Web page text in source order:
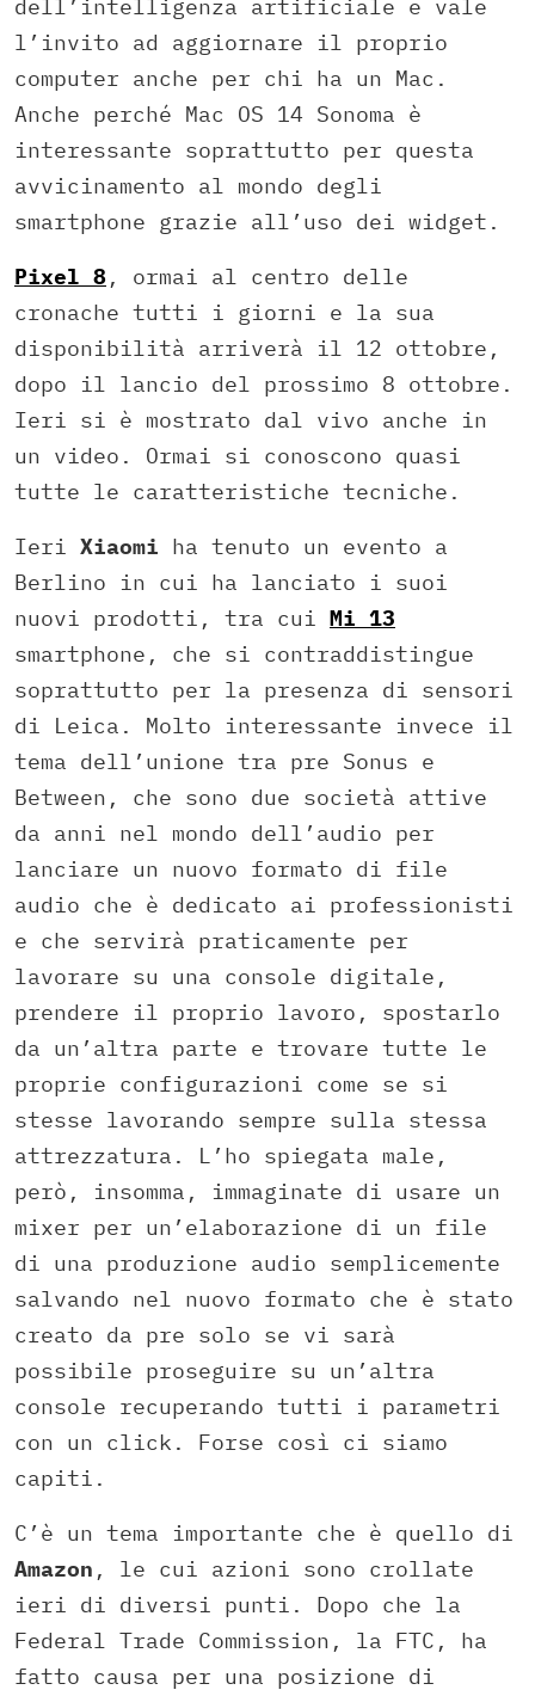
dell’intelligenza artificiale e vale
l’invito ad aggiornare il proprio
computer anche per chi ha un Mac.
Anche perché Mac OS 14 Sonoma è
interessante soprattutto per questa
avvicinamento al mondo degli
smartphone grazie all’uso dei widget.
Pixel 8, ormai al centro delle
cronache tutti i giorni e la sua
disponibilità arriverà il 12 ottobre,
dopo il lancio del prossimo 8 ottobre.
Ieri si è mostrato dal vivo anche in
un video. Ormai si conoscono quasi
tutte le caratteristiche tecniche.
Ieri Xiaomi ha tenuto un evento a
Berlino in cui ha lanciato i suoi
nuovi prodotti, tra cui Mi 13
smartphone, che si contraddistingue
soprattutto per la presenza di sensori
di Leica. Molto interessante invece il
tema dell’unione tra pre Sonus e
Between, che sono due società attive
da anni nel mondo dell’audio per
lanciare un nuovo formato di file
audio che è dedicato ai professionisti
e che servirà praticamente per
lavorare su una console digitale,
prendere il proprio lavoro, spostarlo
da un’altra parte e trovare tutte le
proprie configurazioni come se si
stesse lavorando sempre sulla stessa
attrezzatura. L’ho spiegata male,
però, insomma, immaginate di usare un
mixer per un’elaborazione di un file
di una produzione audio semplicemente
salvando nel nuovo formato che è stato
creato da pre solo se vi sarà
possibile proseguire su un’altra
console recuperando tutti i parametri
con un click. Forse così ci siamo
capiti.
C’è un tema importante che è quello di
Amazon , le cui azioni sono crollate
ieri di diversi punti. Dopo che la
Federal Trade Commission, la FTC, ha
fatto causa per una posizione di